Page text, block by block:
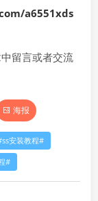
a6551xds
留言或者交流
海报
ss安装教程